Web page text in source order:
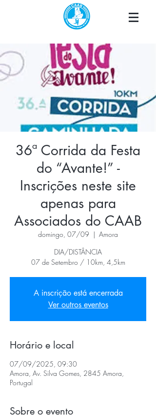
36ª Corrida da Festa
do “Avante!” -
Inscrições neste site
apenas para
Associados do CAAB
domingo, 07/09
  |
Amora
DIA/DISTÂNCIA
07 de Setembro / 10km, 4,5km
A inscrição está encerrada
Ver outros eventos
Horário e local
07/09/2025, 09:30
Amora, Av. Silva Gomes, 2845 Amora,
Portugal
Sobre o evento